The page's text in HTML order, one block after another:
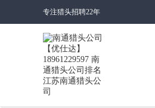
专注猎头招聘22年